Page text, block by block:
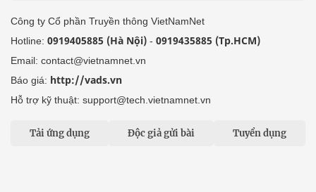
Công ty Cổ phần Truyền thông VietNamNet
Hotline: 0919405885 (Hà Nội) - 0919435885 (Tp.HCM)
Email: contact@vietnamnet.vn
Báo giá: http://vads.vn
Hỗ trợ kỹ thuật: support@tech.vietnamnet.vn
Tải ứng dụng Độc giả gửi bài Tuyển dụng